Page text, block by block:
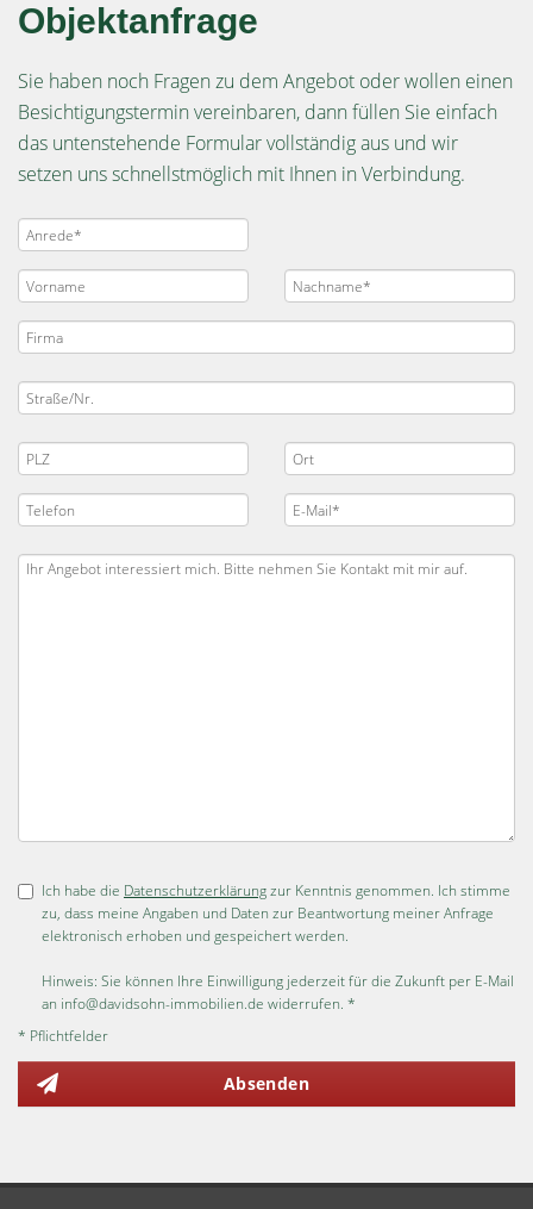
Objektanfrage
Sie haben noch Fragen zu dem Angebot oder wollen einen
Besichtigungstermin vereinbaren, dann füllen Sie einfach
das untenstehende Formular vollständig aus und wir
setzen uns schnellstmöglich mit Ihnen in Verbindung.
Ich habe die Datenschutzerklärungzur Kenntnis genommen. Ich stimme
zu, dass meine Angaben und Daten zur Beantwortung meiner Anfrage
elektronisch erhoben und gespeichert werden.
Hinweis: Sie können Ihre Einwilligung jederzeit für die Zukunft per E-Mail
an info@davidsohn-immobilien.de widerrufen. *
* Pflichtfelder
Absenden